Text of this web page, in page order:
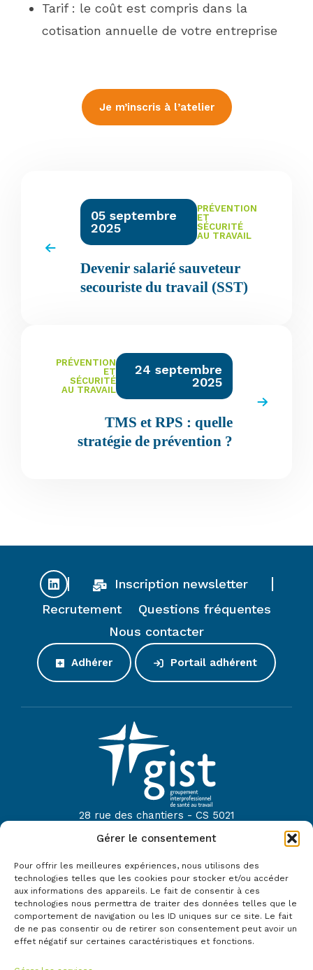
Gérer le consentement
Pour offrir les meilleures expériences, nous utilisons des
technologies telles que les cookies pour stocker et/ou accéder
aux informations des appareils. Le fait de consentir à ces
technologies nous permettra de traiter des données telles que le
comportement de navigation ou les ID uniques sur ce site. Le fait
de ne pas consentir ou de retirer son consentement peut avoir un
effet négatif sur certaines caractéristiques et fonctions.
Tarif : le coût est compris dans la
cotisation annuelle de votre entreprise
Je m’inscris à l’atelier
05 septembre
2025
PRÉVENTION
ET
SÉCURITÉ
AU TRAVAIL
Devenir salarié sauveteur
secouriste du travail (SST)
PRÉVENTION
ET
SÉCURITÉ
AU TRAVAIL
24 septembre
2025
TMS et RPS : quelle
stratégie de prévention ?
Inscription newsletter
Recrutement
Questions fréquentes
Nous contacter
Adhérer Portail adhérent
28 rue des chantiers - CS 5021
44614 Saint-Nazaire
02 40 22 52 42
Mail :contact@gist44.fr
Le GIST fait partie du réseau :